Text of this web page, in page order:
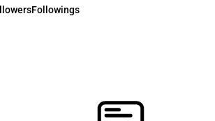
Followings